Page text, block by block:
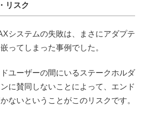
リスク
システムの失敗は、まさにアダプテ
ってしまった事例でした。
ユーザーの間にいるステークホルダ
に賛同しないことによって、エンド
ないということがこのリスクです。